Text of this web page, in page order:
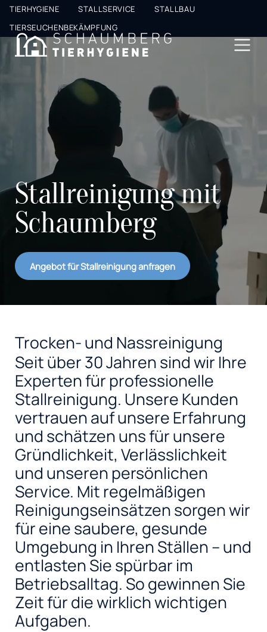
Top
Nav
TIERHYGIENE STALLSERVICE
STALLBAU
TIERSEUCHENBEKÄMPFUNG
Stallreinigung mit
Schaumberg
Angebot für Stallreinigung anfragen
Trocken- und Nassreinigung
Seit über 30 Jahren sind wir Ihre
Experten für professionelle
Stallreinigung. Unsere Kunden
vertrauen auf unsere Erfahrung
und schätzen uns für unsere
Gründlichkeit, Verlässlichkeit
und unseren persönlichen
Service. Mit regelmäßigen
Reinigungseinsätzen sorgen wir
für eine saubere, gesunde
Umgebung in Ihren Ställen – und
entlasten Sie spürbar im
Betriebsalltag. So gewinnen Sie
Zeit für die wirklich wichtigen
Aufgaben.